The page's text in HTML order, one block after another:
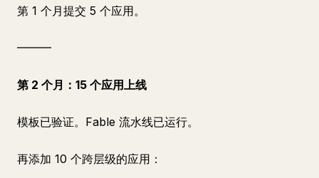
第 1 个月提交 5 个应用。
━━━
第 2 个月：15 个应用上线
模板已验证。Fable 流水线已运行。
再添加 10 个跨层级的应用：